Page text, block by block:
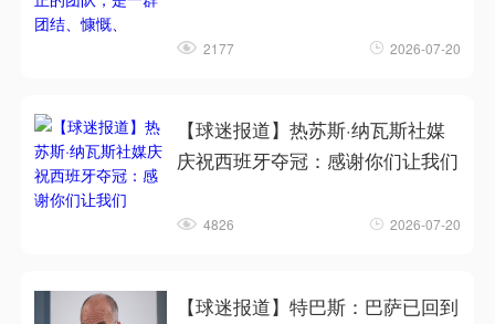
2177 2026-07-20
【球迷报道】热苏斯·纳瓦斯社媒
庆祝西班牙夺冠：感谢你们让我们
4826 2026-07-20
【球迷报道】特巴斯：巴萨已回到